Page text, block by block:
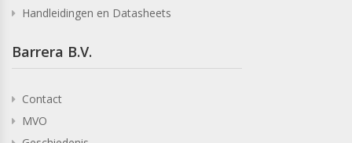
Handleidingen en Datasheets
Barrera B.V.
Contact
MVO